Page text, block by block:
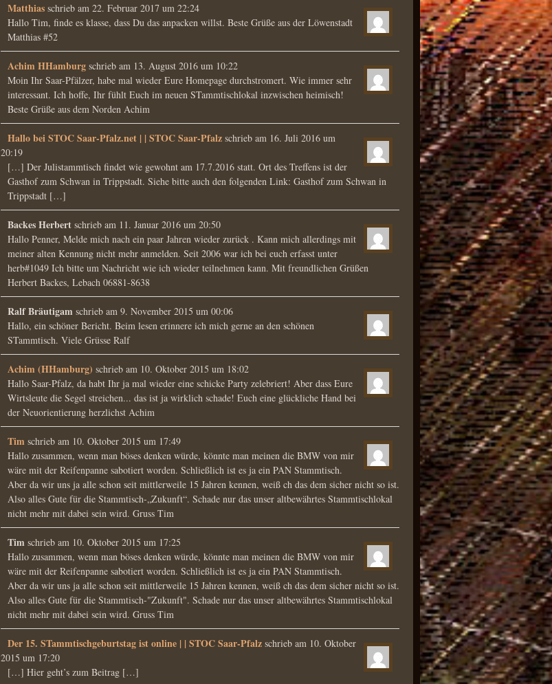
Matthias schrieb am 22. Februar 2017 um 22:24
Hallo Tim, finde es klasse, dass Du das anpacken willst. Beste Grüße aus der Löwenstadt
Matthias #52
Achim HHamburg schrieb am 13. August 2016 um 10:22
Moin Ihr Saar-Pfälzer, habe mal wieder Eure Homepage durchstromert. Wie immer sehr
interessant. Ich hoffe, Ihr fühlt Euch im neuen STammtischlokal inzwischen heimisch!
Beste Grüße aus dem Norden Achim
Hallo bei STOC Saar-Pfalz.net | | STOC Saar-Pfalz schrieb am 16. Juli 2016 um
20:19
[…] Der Julistammtisch findet wie gewohnt am 17.7.2016 statt. Ort des Treffens ist der
Gasthof zum Schwan in Trippstadt. Siehe bitte auch den folgenden Link: Gasthof zum Schwan in
Trippstadt […]
Backes Herbert schrieb am 11. Januar 2016 um 20:50
Hallo Penner, Melde mich nach ein paar Jahren wieder zurück . Kann mich allerdings mit
meiner alten Kennung nicht mehr anmelden. Seit 2006 war ich bei euch erfasst unter
herb#1049 Ich bitte um Nachricht wie ich wieder teilnehmen kann. Mit freundlichen Grüßen
Herbert Backes, Lebach 06881-8638
Ralf Bräutigam schrieb am 9. November 2015 um 00:06
Hallo, ein schöner Bericht. Beim lesen erinnere ich mich gerne an den schönen
STammtisch. Viele Grüsse Ralf
Achim (HHamburg) schrieb am 10. Oktober 2015 um 18:02
Hallo Saar-Pfalz, da habt Ihr ja mal wieder eine schicke Party zelebriert! Aber dass Eure
Wirtsleute die Segel streichen... das ist ja wirklich schade! Euch eine glückliche Hand bei
der Neuorientierung herzlichst Achim
Tim schrieb am 10. Oktober 2015 um 17:49
Hallo zusammen, wenn man böses denken würde, könnte man meinen die BMW von mir
wäre mit der Reifenpanne sabotiert worden. Schließlich ist es ja ein PAN Stammtisch.
Aber da wir uns ja alle schon seit mittlerweile 15 Jahren kennen, weiß ch das dem sicher nicht so ist.
Also alles Gute für die Stammtisch-„Zukunft“. Schade nur das unser altbewährtes Stammtischlokal
nicht mehr mit dabei sein wird. Gruss Tim
Tim schrieb am 10. Oktober 2015 um 17:25
Hallo zusammen, wenn man böses denken würde, könnte man meinen die BMW von mir
wäre mit der Reifenpanne sabotiert worden. Schließlich ist es ja ein PAN Stammtisch.
Aber da wir uns ja alle schon seit mittlerweile 15 Jahren kennen, weiß ch das dem sicher nicht so ist.
Also alles Gute für die Stammtisch-"Zukunft". Schade nur das unser altbewährtes Stammtischlokal
nicht mehr mit dabei sein wird. Gruss Tim
Der 15. STammtischgeburtstag ist online | | STOC Saar-Pfalz schrieb am 10. Oktober
2015 um 17:20
[…] Hier geht’s zum Beitrag […]